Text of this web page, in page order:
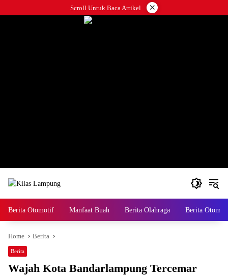
to
Scroll Untuk Baca Artikel ×
Berita Otomotif Manfaat Buah Berita Olahraga Berita
Home Berita
Berita
Wajah Kota Bandarlampung Tercemar